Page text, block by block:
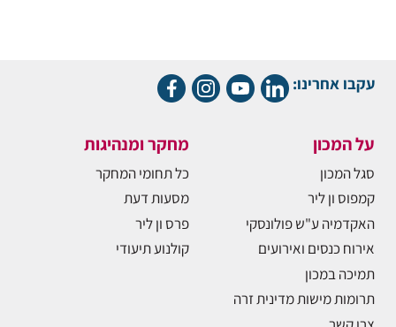
עקבו אחרינו:
על המכון
סגל המכון
קמפוס ון ליר
האקדמיה ע"ש פולונסקי
אירוח כנסים ואירועים
תמיכה במכון
תרומות מישות מדינית זרה
מחקר ומנהיגות
כל תחומי המחקר
מסעות דעת
פרס ון ליר
קולנוע תיעודי